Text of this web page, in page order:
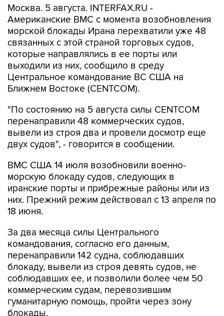
Москва. 5 августа. INTERFAX.RU -
Американские ВМС с момента возобновления
морской блокады Ирана перехватили уже 48
связанных с этой страной торговых судов,
которые направлялись в ее порты или
выходили из них, сообщило в среду
Центральное командование ВС США на
Ближнем Востоке (CENTCOM).
"По состоянию на 5 августа силы CENTCOM
перенаправили 48 коммерческих судов,
вывели из строя два и провели досмотр еще
двух судов", - говорится в сообщении.
ВМС США 14 июля возобновили военно-
морскую блокаду судов, следующих в
иранские порты и прибрежные районы или из
них. Прежний режим действовал с 13 апреля по
18 июня.
За два месяца силы Центрального
командования, согласно его данным,
перенаправили 142 судна, соблюдавших
блокаду, вывели из строя девять судов, не
соблюдавших ее, и позволили более чем 50
коммерческим судам, перевозившим
гуманитарную помощь, пройти через зону
блокады.